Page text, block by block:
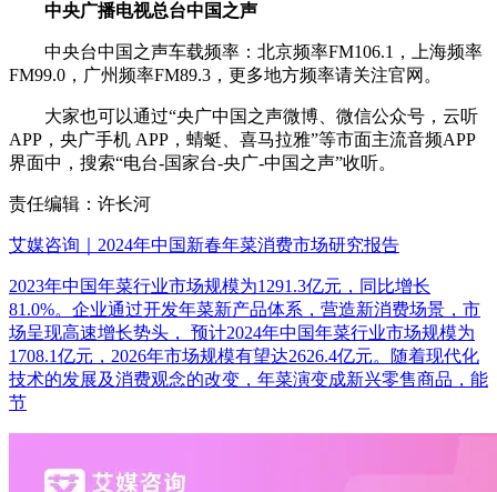
中央广播电视总台中国之声
中央台中国之声车载频率：北京频率FM106.1，上海频率
FM99.0，广州频率FM89.3，更多地方频率请关注官网。
大家也可以通过“央广中国之声微博、微信公众号，云听
APP，央广手机 APP，蜻蜓、喜马拉雅”等市面主流音频APP
界面中，搜索“电台-国家台-央广-中国之声”收听。
责任编辑：许长河
艾媒咨询｜2024年中国新春年菜消费市场研究报告
2023年中国年菜行业市场规模为1291.3亿元，同比增长
81.0%。企业通过开发年菜新产品体系，营造新消费场景，市
场呈现高速增长势头， 预计2024年中国年菜行业市场规模为
1708.1亿元，2026年市场规模有望达2626.4亿元。随着现代化
技术的发展及消费观念的改变，年菜演变成新兴零售商品，能
节